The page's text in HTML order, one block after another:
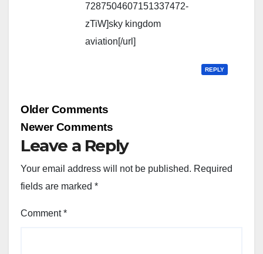
7287504607151337472-
zTiW]sky kingdom
aviation[/url]
REPLY
Comment
Older Comments
Newer Comments
Leave a Reply
Your email address will not be published. Required
fields are marked *
Comment*